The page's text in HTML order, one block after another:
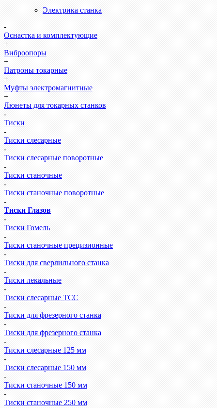
Электрика станка
-
Оснастка и комплектующие
+
Виброопоры
+
Патроны токарные
+
Муфты электромагнитные
+
Люнеты для токарных станков
-
Тиски
-
Тиски слесарные
-
Тиски слесарные поворотные
-
Тиски станочные
-
Тиски станочные поворотные
-
Тиски Глазов
-
Тиски Гомель
-
Тиски станочные прецизионные
-
Тиски для сверлильного станка
-
Тиски лекальные
-
Тиски слесарные ТСС
-
Тиски для фрезерного станка
-
Тиски для фрезерного станка
-
Тиски слесарные 125 мм
-
Тиски слесарные 150 мм
-
Тиски станочные 150 мм
-
Тиски станочные 250 мм